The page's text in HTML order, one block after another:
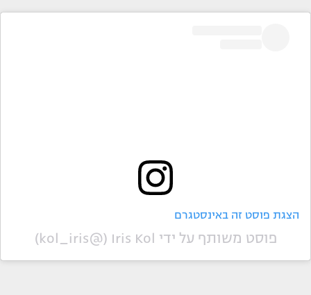
הצגת פוסט זה באינסטגרם
פוסט משותף על ידי ‏‎Iris Kol‎‏ (@‏‎kol_iris‎‏)